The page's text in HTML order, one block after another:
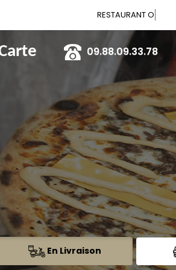
Vous pouvez
09.88.09.33.78
En Livraison